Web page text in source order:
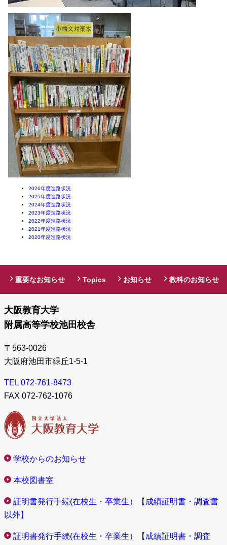
2026年度進路状況
2025年度進路状況
2024年度進路状況
2023年度進路状況
2022年度進路状況
2021年度進路状況
2020年度進路状況
重要なお知らせ Topics お知らせ 教科のお知らせ
大阪教育大学
附属高等学校池田校舎
〒563-0026
大阪府池田市緑丘1-5-1
TEL 072-761-8473
FAX 072-762-1076
学校からのお知らせ
本校図書室
証明書発行手続(在校生・卒業生）【成績証明書・調査書
以外】
証明書発行手続(在校生・卒業生）【成績証明書・調査